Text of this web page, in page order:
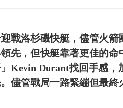
戰洛杉磯快艇，儘管火
先，但快艇靠著更佳的命
Kevin Durant找回手感，
儘管戰局一路緊繃但最終